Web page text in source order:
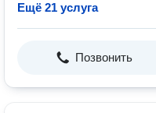
Ещё 21 услуга
Позвонить